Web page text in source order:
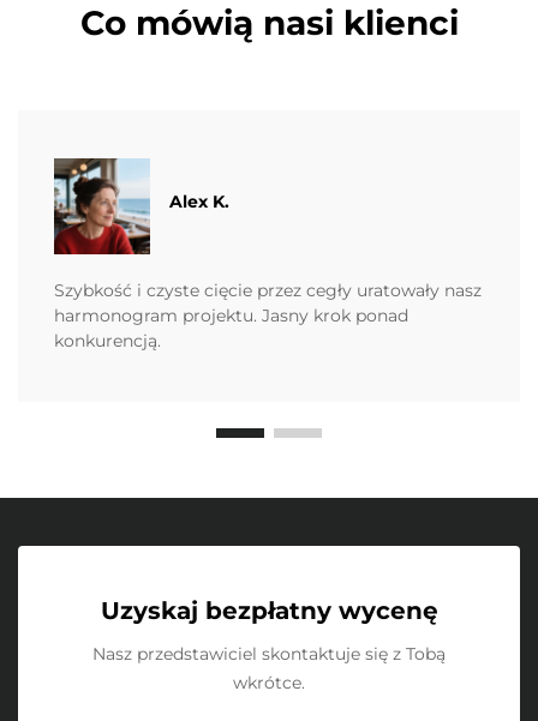
Co mówią nasi klienci
Alex K.
Szybkość i czyste cięcie przez cegły uratowały nasz
harmonogram projektu. Jasny krok ponad
konkurencją.
Uzyskaj bezpłatny wycenę
Nasz przedstawiciel skontaktuje się z Tobą
wkrótce.